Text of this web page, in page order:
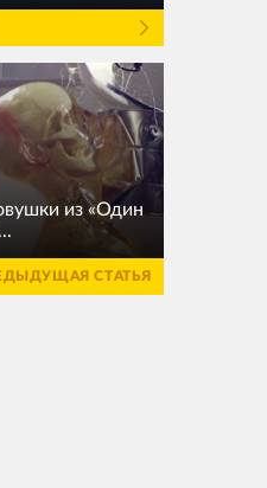
из «Один
СТАТЬЯ